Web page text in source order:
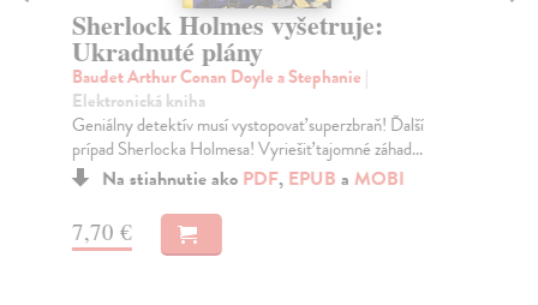
Sherlock Holmes vyšetruje:
Ukradnuté plány
Baudet Arthur Conan Doyle a Stephanie |
Elektronická kniha
Geniálny detektív musí vystopovať superzbraň! Ďalší
prípad Sherlocka Holmesa! Vyriešiť tajomné záhad...
Na stiahnutie ako PDF, EPUB a MOBI
7,70 €